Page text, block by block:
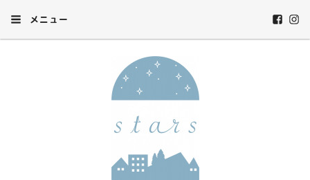
メニュー